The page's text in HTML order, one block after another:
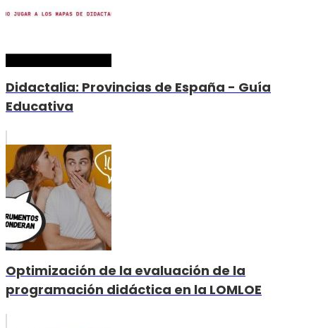
Didactalia: Provincias de España - Guía
Educativa
Optimización de la evaluación de la
programación didáctica en la LOMLOE